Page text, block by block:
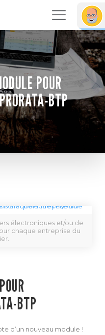
POUR
BTP
électroniques et/ou de
chaque entreprise du
BTP
d’un nouveau module !